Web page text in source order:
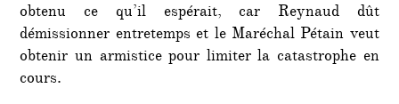
obtenu ce qu’il espérait, car Reynaud dût
démissionner entretemps et le Maréchal Pétain veut
obtenir un armistice pour limiter la catastrophe en
cours.